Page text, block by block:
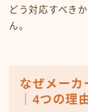
どう対応すべき
ん。
なぜメーカ
｜4つの理